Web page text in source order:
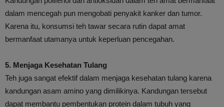
dalam mencegah pun mengobati penyakit kanker dan tumor.
Karena itu, konsumsi teh tawar secara rutin dapat amat
bermanfaat utamanya untuk keperluan pencegahan.
5. Menjaga Kesehatan Tulang
Teh juga sangat efektif dalam menjaga kesehatan tulang karena
kandungan asam amino yang dimilikinya. Kandungan tersebut
dapat membantu pembentukan protein dalam tubuh yang